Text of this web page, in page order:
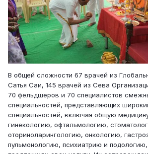
В общей сложности 67 врачей из
Сатья Саи, 145 врачей из Сева
70 фельдшеров и 70 специалистов
специальностей, представляющих
специальностей, включая общую
гинекологию, офтальмологию,
оториноларингологию, онкологию,
пульмонологию, психиатрию и